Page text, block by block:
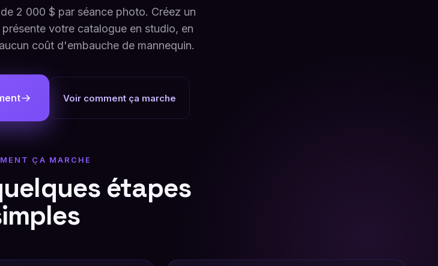
2 000 $ par séance photo. Créez un
votre catalogue en studio, en
coût d'embauche de mannequin.
Voir comment ça marche
ÇA MARCHE
étapes